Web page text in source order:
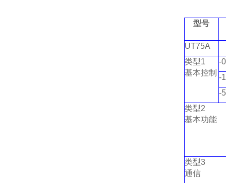
型号
UT75A
类型1
基本控制
-0
-1
-5
类型2
基本功能
类型3
通信